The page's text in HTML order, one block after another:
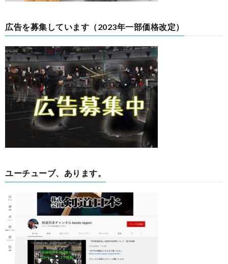
広告を募集しています（2023年一部価格改定）
ユーチューブ、あります。